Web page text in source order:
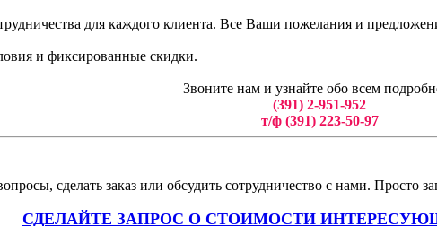
для каждого клиента. Все Ваши пожелания и
и фиксированные скидки.
Звоните нам и узнайте обо всем
(391) 2-951-952
т/ф (391) 223-50-97
сделать заказ или обсудить сотрудничество с нами. Просто
СДЕЛАЙТЕ ЗАПРОС О СТОИМОСТИ